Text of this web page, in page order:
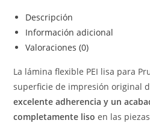
Descripción
Información adicional
Valoraciones (0)
La lámina flexible PEI lisa para
superficie de impresión original
excelente adherencia y un
completamente liso en las